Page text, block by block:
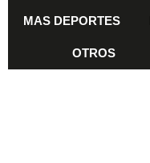
MAS DEPORTES
OTROS